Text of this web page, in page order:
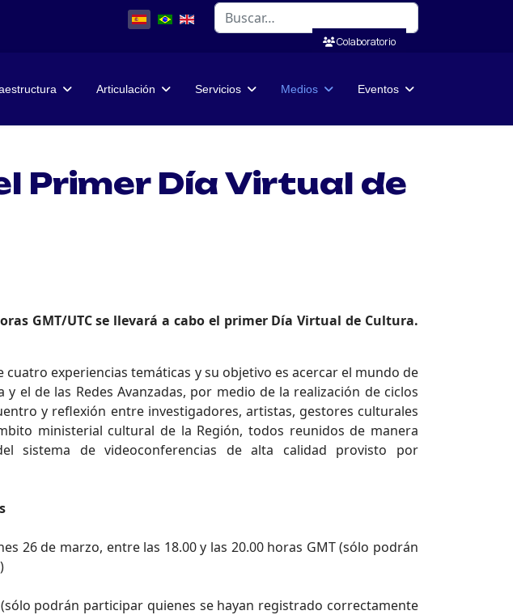
Buscar
Colaboratorio
Articulación Servicios Medios Eventos
Primer Día Virtual de
GMT/UTC se llevará a cabo el primer Día Virtual de Cultura.
cuatro experiencias temáticas y su objetivo es acercar el mundo de
y el de las Redes Avanzadas, por medio de la realización de ciclos
y reflexión entre investigadores, artistas, gestores culturales
ministerial cultural de la Región, todos reunidos de manera
sistema de videoconferencias de alta calidad provisto por
26 de marzo, entre las 18.00 y las 20.00 horas GMT (sólo podrán
podrán participar quienes se hayan registrado correctamente